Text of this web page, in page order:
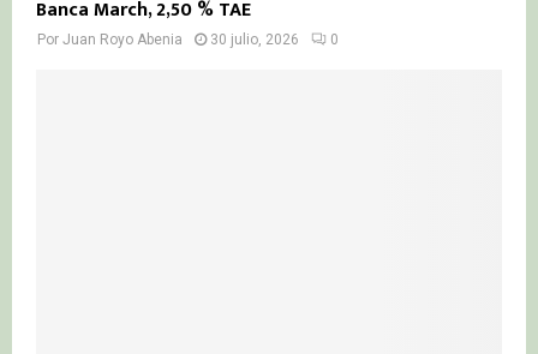
Banca March, 2,50 % TAE
Por Juan Royo Abenia 30 julio, 2026 0